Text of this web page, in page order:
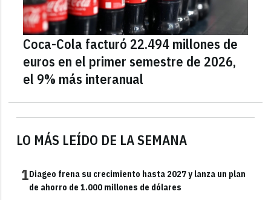
LO MÁS LEÍDO DE LA SEMANA
1Diageo frena su crecimiento hasta 2027 y lanza un plan
de ahorro de 1.000 millones de dólares
Coca-Cola facturó 22.494 millones de
euros en el primer semestre de 2026,
el 9% más interanual